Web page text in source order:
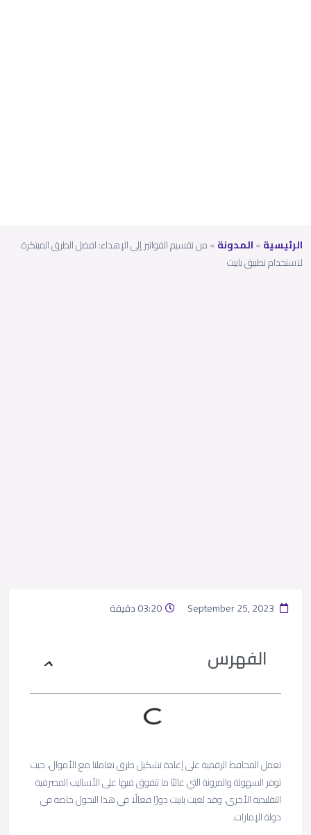
الرئيسية»المدونة»من تقسيم الفواتير إلى الإهداء: افضل الطرق المبتكرة
لاستخدام تطبيق باييت
03:20 دقيقة
الفهرس
تعمل المحافظ الرقمية على إعادة تشكيل طرق تعاملنا مع الأموال، حيث
توفر السهولة والمرونة التي غالبًا ما تتفوق فيها على الأساليب المصرفية
التقليدية الأخرى. وقد لعبت باييت دورًا فعالًا في هذا التحول خاصة في
دولة الإمارات.